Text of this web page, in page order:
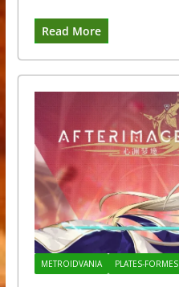
Read More
METROIDVANIA PLATES-FORMES